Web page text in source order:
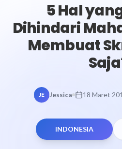
5 Hal
Dihindari
Membuat
JE Jessica 18 Maret
INDONESIA